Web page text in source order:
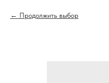
Продолжить выбор